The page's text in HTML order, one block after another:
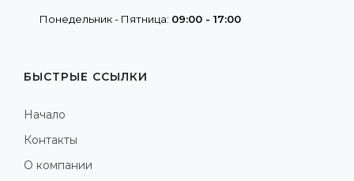
Понедельник - Пятница: 09:00 - 17:00
БЫСТРЫЕ ССЫЛКИ
Начало
Контакты
О компании